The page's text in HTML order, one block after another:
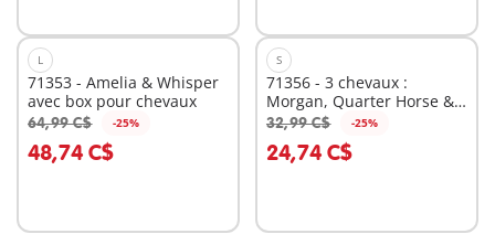
L
71353 - Amelia & Whisper
avec box pour chevaux
64,99 C$ -25%
48,74 C$
Au panier
S
71356 - 3 chevaux :
Morgan, Quarter Horse &
Shagya
32,99 C$ -25%
24,74 C$
Au panier